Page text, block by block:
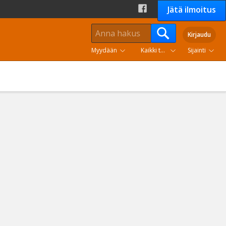
Jätä ilmoitus
Kirjaudu
Myydään
Kaikki tuoteryhmät Sijainti